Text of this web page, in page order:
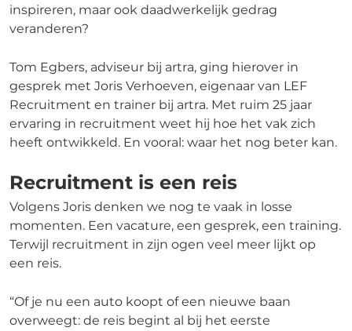
inspireren, maar ook daadwerkelijk gedrag
veranderen?
Tom Egbers, adviseur bij artra, ging hierover in
gesprek met Joris Verhoeven, eigenaar van LEF
Recruitment en trainer bij artra. Met ruim 25 jaar
ervaring in recruitment weet hij hoe het vak zich
heeft ontwikkeld. En vooral: waar het nog beter kan.
Recruitment is een reis
Volgens Joris denken we nog te vaak in losse
momenten. Een vacature, een gesprek, een training.
Terwijl recruitment in zijn ogen veel meer lijkt op
een reis.
“Of je nu een auto koopt of een nieuwe baan
overweegt: de reis begint al bij het eerste